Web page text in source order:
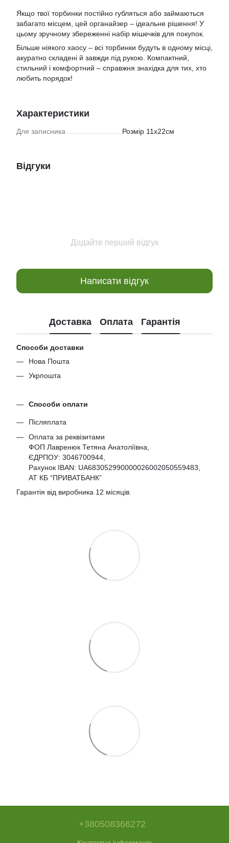
Якщо твої торбинки постійно губляться або займаються
забагато місцем, цей органайзер – ідеальне рішення! У
цьому зручному збереженні набір мішечків для покупок.
Більше ніякого хаосу – всі торбинки будуть в одному місці,
акуратно складені й завжди під рукою. Компактний,
стильний і комфортний – справжня знахідка для тих, хто
любить порядок!
Характеристики
Для записника Розмір 11х22см
Відгуки
Додайте перший відгук
Написати відгук
Доставка Оплата Гарантія
Способи доставки
Нова Пошта
Укрпошта
Способи оплати
Післяплата
Оплата за реквізитами
ФОП Лавренюк Тетяна Анатоліївна,
ЄДРПОУ: 3046700944
Рахунок IBAN: UA683052990000026002050559483,
АТ КБ “ПРИВАТБАНК”
Гарантія від виробника 12 місяців.
+380508366272